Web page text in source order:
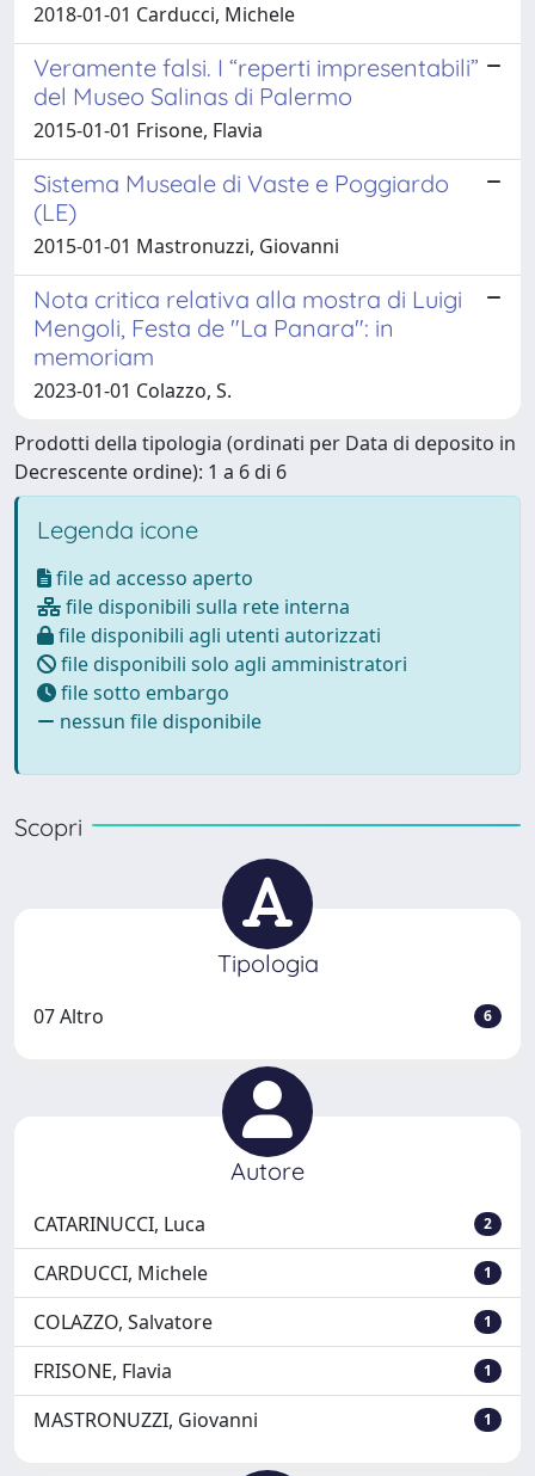
2018-01-01 Carducci, Michele
Veramente falsi. I “reperti impresentabili”
del Museo Salinas di Palermo
2015-01-01 Frisone, Flavia
Sistema Museale di Vaste e Poggiardo
(LE)
2015-01-01 Mastronuzzi, Giovanni
Nota critica relativa alla mostra di Luigi
Mengoli, Festa de "La Panara": in
memoriam
2023-01-01 Colazzo, S.
Prodotti della tipologia (ordinati per Data di deposito in
Decrescente ordine): 1 a 6 di 6
Legenda icone
file ad accesso aperto
file disponibili sulla rete interna
file disponibili agli utenti autorizzati
file disponibili solo agli amministratori
file sotto embargo
nessun file disponibile
Scopri
Tipologia
07 Altro 6
Autore
CATARINUCCI, Luca 2
CARDUCCI, Michele 1
COLAZZO, Salvatore 1
FRISONE, Flavia 1
MASTRONUZZI, Giovanni 1